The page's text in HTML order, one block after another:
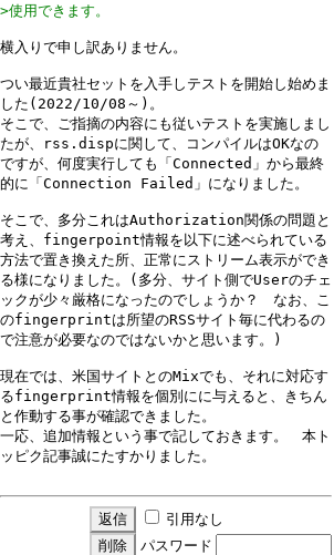
横入りで申し訳ありません。
つい最近貴社セットを入手しテストを開始し始めま
した(2022/10/08～)。
そこで、ご指摘の内容にも従いテストを実施しまし
たが、rss.dispに関して、コンパイルはOKなの
ですが、何度実行しても「Connected」から最終
的に「Connection Failed」になりました。
そこで、多分これはAuthorization関係の問題と
考え、fingerpoint情報を以下に述べられている
方法で置き換えた所、正常にストリーム表示ができ
る様になりました。(多分、サイト側でUserのチェ
ックが少々厳格になったのでしょうか？　なお、こ
のfingerprintは所望のRSSサイト毎に代わるの
で注意が必要なのではないかと思います。)
現在では、米国サイトとのMixでも、それに対応す
るfingerprint情報を個別にに与えると、きちん
と作動する事が確認できました。
一応、追加情報という事で記しておきます。　本ト
引用なし
パスワード